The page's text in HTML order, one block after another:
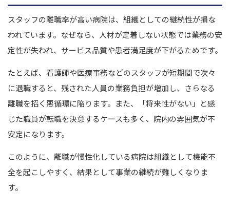
スタッフの離職率が高い病院は、組織としての継続性が損な
われています。 なぜなら、人材が定着しない状態では業務の安
定性が失われ、サービス品質や患者満足度が下がるためです。
たとえば、看護師や医療事務などのスタッフが短期間で次々
に退職すると、残された人員の業務負担が増加し、さらなる
離職を招く悪循環に陥ります。 また、「将来性がない」と感
じた職員が転職を決意するケースも多く、院内の雰囲気が不
安定になります。
このように、離職が慢性化している病院は組織として機能不
全を起こしやすく、結果として事業の継続が難しくなりま
す。